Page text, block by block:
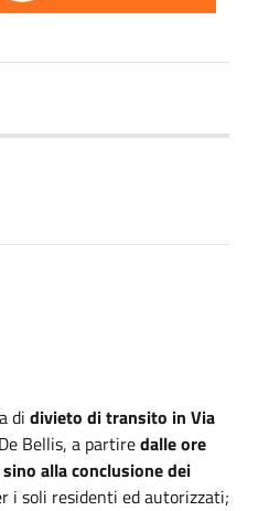
di divieto di transito in Via
Bellis, a partiredalle ore
alla conclusione dei
i soli residenti ed autorizzati;